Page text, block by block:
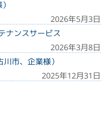
2026年5月3日
ナンスサービス
2026年3月8日
市、企業様）
2025年12月31日